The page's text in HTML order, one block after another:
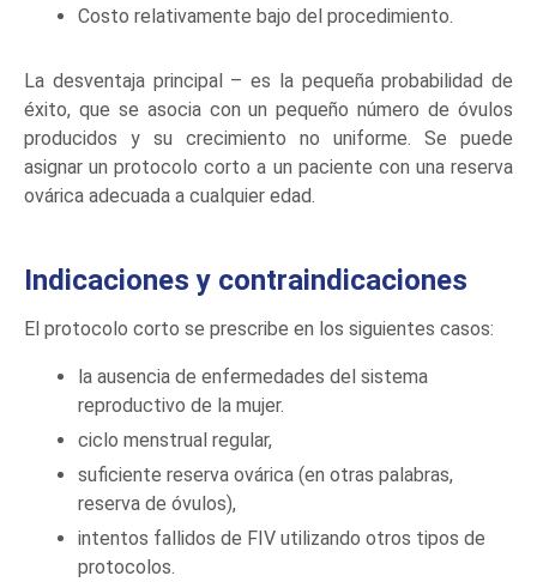
Costo relativamente bajo del procedimiento.
La desventaja principal – es la pequeña probabilidad de
éxito, que se asocia con un pequeño número de óvulos
producidos y su crecimiento no uniforme. Se puede
asignar un protocolo corto a un paciente con una reserva
ovárica adecuada a cualquier edad.
Indicaciones y contraindicaciones
El protocolo corto se prescribe en los siguientes casos:
la ausencia de enfermedades del sistema
reproductivo de la mujer.
ciclo menstrual regular,
suficiente reserva ovárica (en otras palabras,
reserva de óvulos),
intentos fallidos de FIV utilizando otros tipos de
protocolos.